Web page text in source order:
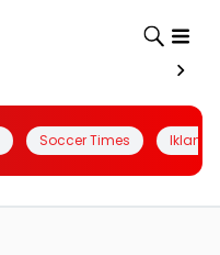
Soccer Times Iklanin